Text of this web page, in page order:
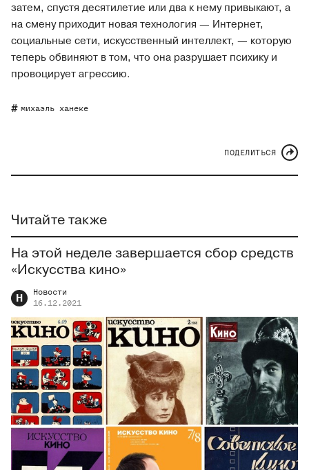
затем, спустя десятилетие или два к нему привыкают, а
на смену приходит новая технология — Интернет,
социальные сети, искусственный интеллект, — которую
теперь обвиняют в том, что она разрушает психику и
провоцирует агрессию.
михаэль ханеке
ПОДЕЛИТЬСЯ
Читайте также
На этой неделе завершается сбор средств
«Искусства кино»
Н
Новости
16.12.2021